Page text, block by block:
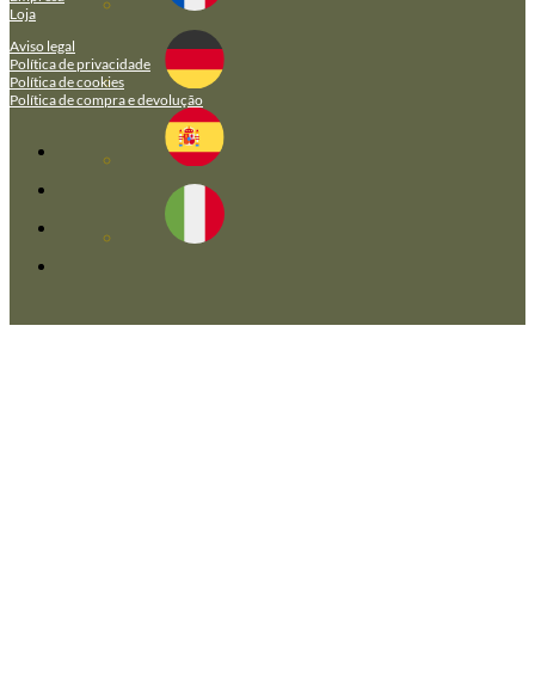
Loja
Aviso legal
Política de privacidade
Política de cookies
Política de compra e devolução